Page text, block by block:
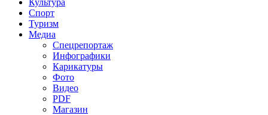
Культура
Спорт
Туризм
Медиа
Спецрепортаж
Инфографики
Карикатуры
Фото
Видео
PDF
Магазин